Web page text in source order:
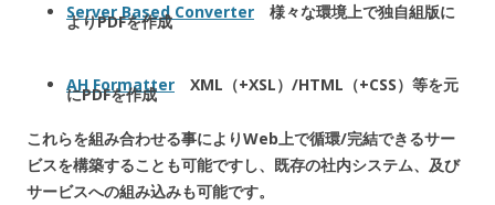
Server Based Converter 様々な環境上で独自組版に
よりPDFを作成
AH Formatter XML（+XSL）/HTML（+CSS）等を元
にPDFを作成
これらを組み合わせる事によりWeb上で循環/完結できるサー
ビスを構築することも可能ですし、既存の社内システム、及び
サービスへの組み込みも可能です。